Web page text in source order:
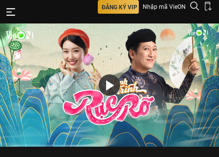
ĐĂNG KÝ VIP Nhập mã VieON